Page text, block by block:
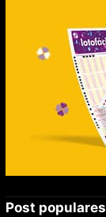
Post populares